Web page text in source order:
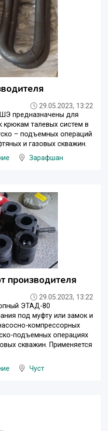
29.05.2023, 13:22
предназначены для
крюкам талевых систем в
– подъемных операций
и газовых скважин.
Зарафшан
производителя
29.05.2023, 13:22
ЭТАД-80
под муфту или замок и
компрессорных
подъемных операциях
скважин. Применяется
Чуст